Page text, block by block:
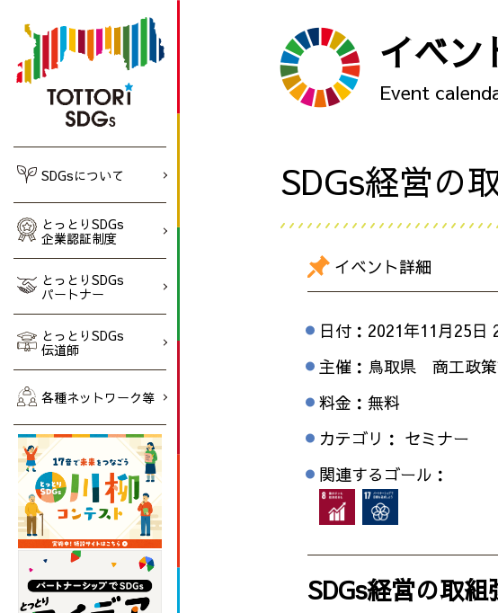
SDGsについて
とっとりSDGs
企業認証制度
とっとりSDGs
パートナー
とっとりSDGs
伝道師
各種ネットワーク等
イベン
Event
SDGs経営の
イベント詳細
日付： 2021年11月25日
主催：鳥取県 商工政
料金：無料
カテゴリ： セミナー
関連するゴール：
SDGs経営の取